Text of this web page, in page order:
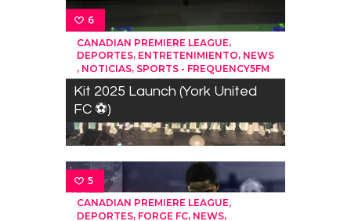
6
CANADIAN PREMIERE LEAGUE,
DEPORTES, ENTRETENIMIENTO, NEWS
, NOTICIAS, SPORTS - FREQUENCY5FM
Kit 2025 Launch (York United
FC ⚽)
5
CANADIAN PREMIERE LEAGUE,
DEPORTES, FORGE FC, NEWS,